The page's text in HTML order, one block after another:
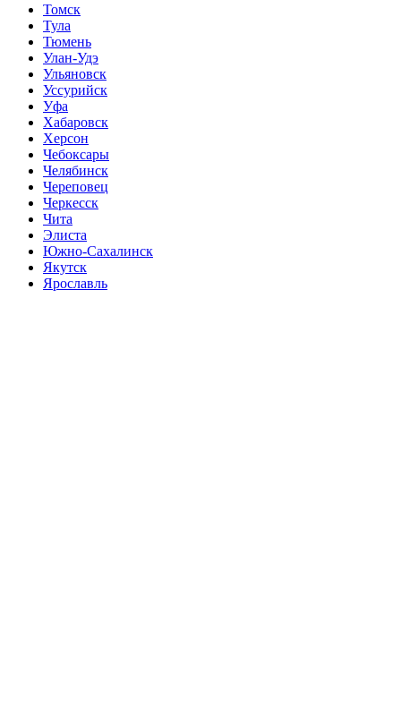
Томск
Тула
Тюмень
Улан-Удэ
Ульяновск
Уссурийск
Уфа
Хабаровск
Херсон
Чебоксары
Челябинск
Череповец
Черкесск
Чита
Элиста
Южно-Сахалинск
Якутск
Ярославль